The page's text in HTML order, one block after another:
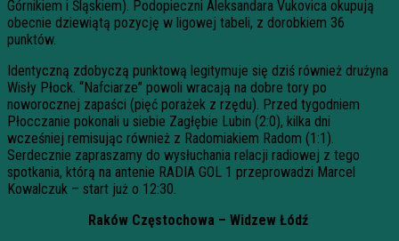
Górnikiem i Śląskiem). Podopieczni Aleksandara Vukovica okupują
obecnie dziewiątą pozycję w ligowej tabeli, z dorobkiem 36
punktów.
Identyczną zdobyczą punktową legitymuje się dziś również drużyna
Wisły Płock. “Nafciarze” powoli wracają na dobre tory po
noworocznej zapaści (pięć porażek z rzędu). Przed tygodniem
Płocczanie pokonali u siebie Zagłębie Lubin (2:0), kilka dni
wcześniej remisując również z Radomiakiem Radom (1:1).
Serdecznie zapraszamy do wysłuchania relacji radiowej z tego
spotkania, którą na antenie RADIA GOL 1 przeprowadzi Marcel
Kowalczuk – start już o 12:30.
Raków Częstochowa – Widzew Łódź